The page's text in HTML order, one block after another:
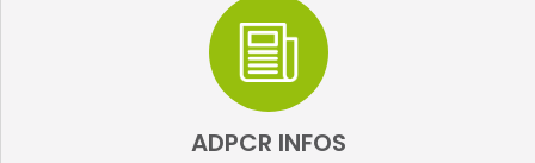
ADPCR INFOS